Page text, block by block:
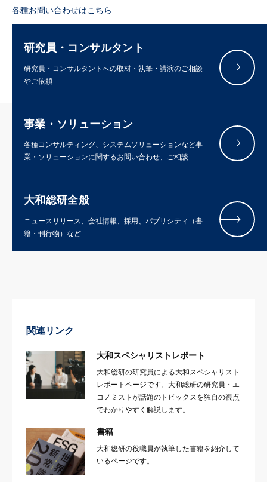
各種お問い合わせはこちら
研究員・コンサルタント
研究員・コンサルタントへの取材・執筆・講演のご相談
やご依頼
事業・ソリューション
各種コンサルティング、システムソリューションなど事
業・ソリューションに関するお問い合わせ、ご相談
大和総研全般
ニュースリリース、会社情報、採用、パブリシティ（書
籍・刊行物）など
関連リンク
大和スペシャリストレポート
大和総研の研究員による大和スペシャリスト
レポートページです。大和総研の研究員・エ
コノミストが話題のトピックスを独自の視点
でわかりやすく解説します。
書籍
大和総研の役職員が執筆した書籍を紹介して
いるページです。